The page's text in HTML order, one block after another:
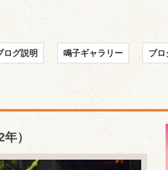
ログ説明 鳴子ギャラリー ブロ
）